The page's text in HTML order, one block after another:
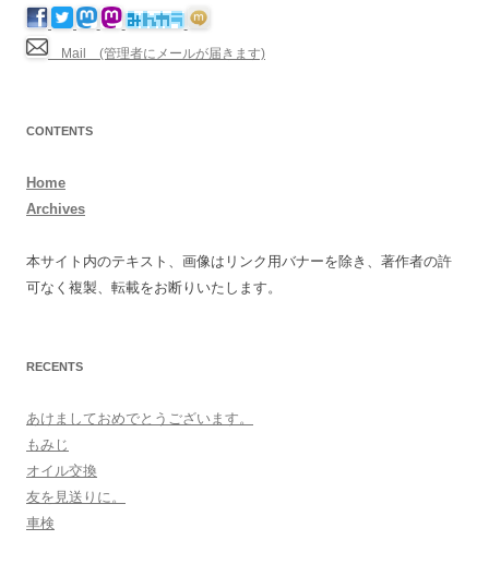
Mail (管理者にメールが届きます)
CONTENTS
Home
Archives
本サイト内のテキスト、画像はリンク用バナーを除き、著作者の許
可なく複製、転載をお断りいたします。
RECENTS
あけましておめでとうございます。
もみじ
オイル交換
友を見送りに。
車検